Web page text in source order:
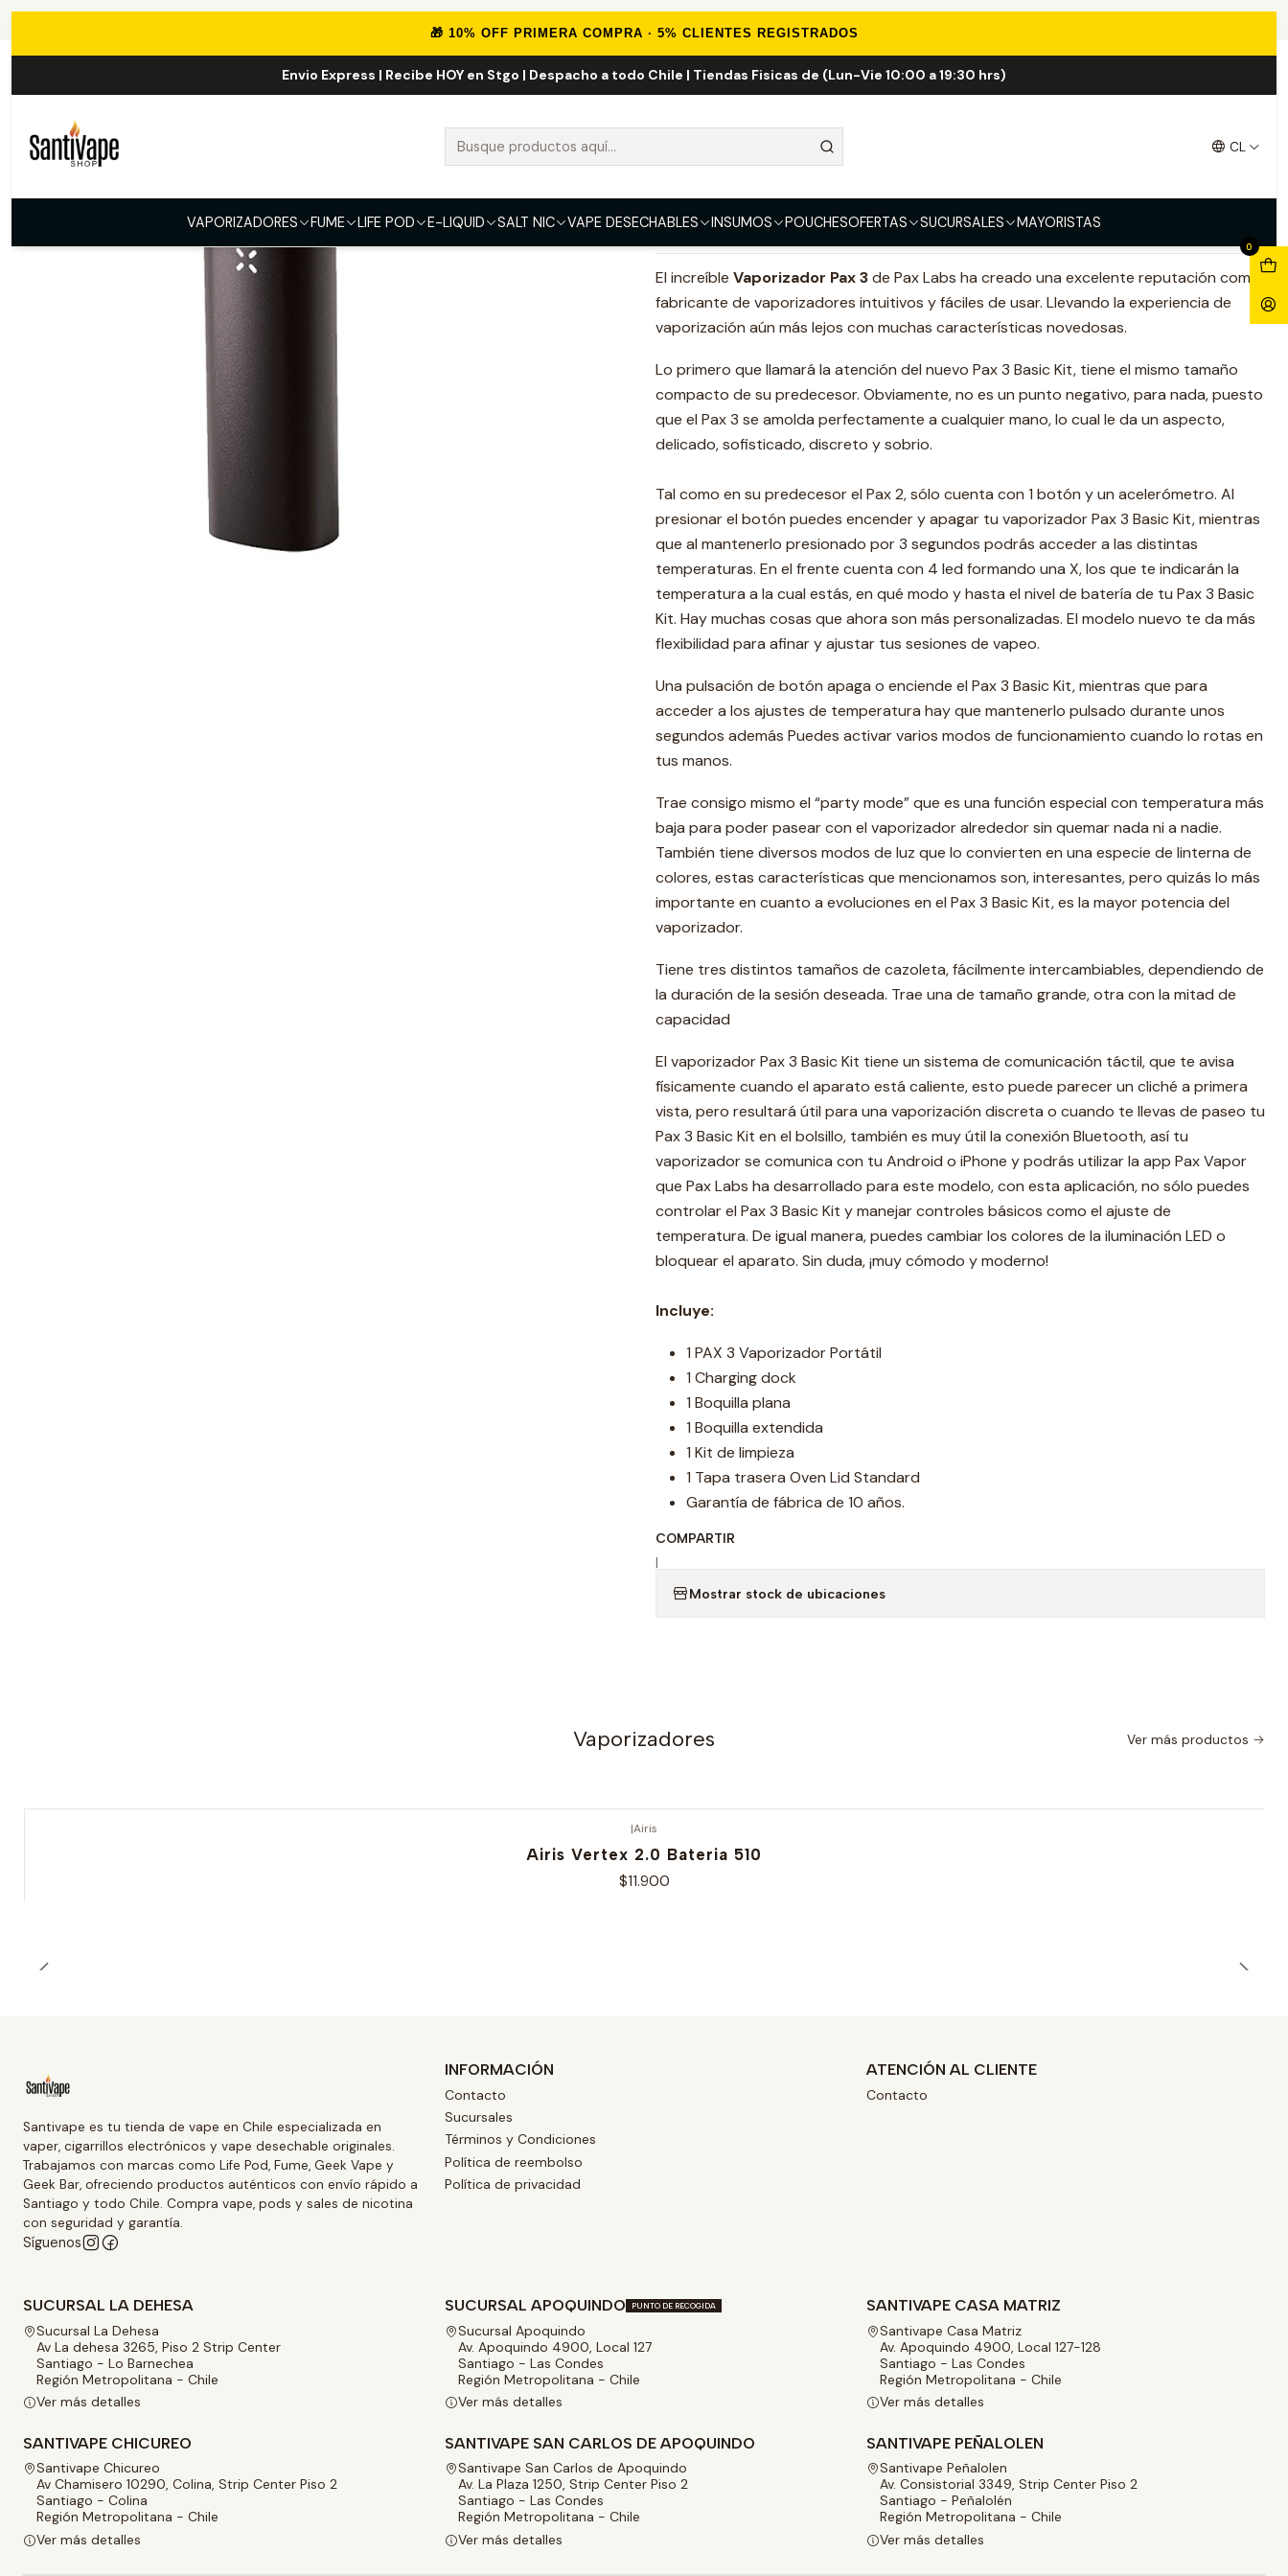
🎁 10% OFF PRIMERA COMPRA · 5% CLIENTES REGISTRADOS
Envio Express | Recibe HOY en Stgo | Despacho a todo Chile | Tiendas Fisicas de (Lun-Vie 10:00 a 19:30 hrs)
CL
VAPORIZADORES FUME LIFE POD E-LIQUID SALT NIC VAPE DESECHABLES INSUMOS POUCHESOFERTAS SUCURSALES MAYORISTAS
0
Pax 3 Basic Kit
Onyx
El increíble Vaporizador Pax 3de Pax Labs ha creado una excelente reputación como
fabricante de vaporizadores intuitivos y fáciles de usar. Llevando la experiencia de
vaporización aún más lejos con muchas características novedosas.
Lo primero que llamará la atención del nuevo Pax 3 Basic Kit, tiene el mismo tamaño
compacto de su predecesor. Obviamente, no es un punto negativo, para nada, puesto
que el Pax 3 se amolda perfectamente a cualquier mano, lo cual le da un aspecto,
delicado, sofisticado, discreto y sobrio.
Tal como en su predecesor el Pax 2, sólo cuenta con 1 botón y un acelerómetro. Al
presionar el botón puedes encender y apagar tu vaporizador Pax 3 Basic Kit, mientras
que al mantenerlo presionado por 3 segundos podrás acceder a las distintas
temperaturas. En el frente cuenta con 4 led formando una X, los que te indicarán la
temperatura a la cual estás, en qué modo y hasta el nivel de batería de tu Pax 3 Basic
Kit. Hay muchas cosas que ahora son más personalizadas. El modelo nuevo te da más
flexibilidad para afinar y ajustar tus sesiones de vapeo.
Una pulsación de botón apaga o enciende el Pax 3 Basic Kit, mientras que para
acceder a los ajustes de temperatura hay que mantenerlo pulsado durante unos
segundos además Puedes activar varios modos de funcionamiento cuando lo rotas en
tus manos.
Trae consigo mismo el “party mode” que es una función especial con temperatura más
baja para poder pasear con el vaporizador alrededor sin quemar nada ni a nadie.
También tiene diversos modos de luz que lo convierten en una especie de linterna de
colores, estas características que mencionamos son, interesantes, pero quizás lo más
importante en cuanto a evoluciones en el Pax 3 Basic Kit, es la mayor potencia del
vaporizador.
Tiene tres distintos tamaños de cazoleta, fácilmente intercambiables, dependiendo de
la duración de la sesión deseada. Trae una de tamaño grande, otra con la mitad de
capacidad
El vaporizador Pax 3 Basic Kit tiene un sistema de comunicación táctil, que te avisa
físicamente cuando el aparato está caliente, esto puede parecer un cliché a primera
vista, pero resultará útil para una vaporización discreta o cuando te llevas de paseo tu
Pax 3 Basic Kit en el bolsillo, también es muy útil la conexión Bluetooth, así tu
vaporizador se comunica con tu Android o iPhone y podrás utilizar la app Pax Vapor
que Pax Labs ha desarrollado para este modelo, con esta aplicación, no sólo puedes
controlar el Pax 3 Basic Kit y manejar controles básicos como el ajuste de
temperatura. De igual manera, puedes cambiar los colores de la iluminación LED o
bloquear el aparato. Sin duda, ¡muy cómodo y moderno!
Incluye:
1 PAX 3 Vaporizador Portátil
1 Charging dock
1 Boquilla plana
1 Boquilla extendida
1 Kit de limpieza
1 Tapa trasera Oven Lid Standard
Garantía de fábrica de 10 años.
COMPARTIR
|
Mostrar stock de ubicaciones
Vaporizadores Ver más productos
|Airis
Airis Vertex 2.0 Bateria 510
$11.900
Santivape es tu tienda de vape en Chile especializada en
vaper, cigarrillos electrónicos y vape desechable originales.
Trabajamos con marcas como Life Pod, Fume, Geek Vape y
Geek Bar, ofreciendo productos auténticos con envío rápido a
Santiago y todo Chile. Compra vape, pods y sales de nicotina
con seguridad y garantía.
Síguenos
INFORMACIÓN
Contacto
Sucursales
Términos y Condiciones
Política de reembolso
Política de privacidad
ATENCIÓN AL CLIENTE
Contacto
SUCURSAL LA DEHESA
Sucursal La Dehesa
Av La dehesa 3265, Piso 2 Strip Center
Santiago - Lo Barnechea
Región Metropolitana - Chile
Ver más detalles
SUCURSAL APOQUINDO PUNTO DE RECOGIDA
Sucursal Apoquindo
Av. Apoquindo 4900, Local 127
Santiago - Las Condes
Región Metropolitana - Chile
Ver más detalles
SANTIVAPE CASA MATRIZ
Santivape Casa Matriz
Av. Apoquindo 4900, Local 127-128
Santiago - Las Condes
Región Metropolitana - Chile
Ver más detalles
SANTIVAPE CHICUREO
Santivape Chicureo
Av Chamisero 10290, Colina, Strip Center Piso 2
Santiago - Colina
Región Metropolitana - Chile
Ver más detalles
SANTIVAPE SAN CARLOS DE APOQUINDO
Santivape San Carlos de Apoquindo
Av. La Plaza 1250, Strip Center Piso 2
Santiago - Las Condes
Región Metropolitana - Chile
Ver más detalles
SANTIVAPE PEÑALOLEN
Santivape Peñalolen
Av. Consistorial 3349, Strip Center Piso 2
Santiago - Peñalolén
Región Metropolitana - Chile
Ver más detalles